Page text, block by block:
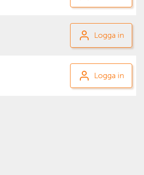
Logga in
Logga in